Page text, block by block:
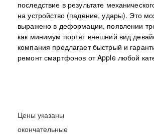
последствие в результате
на устройство (падение, удары). Это
выражено в деформации, появлении
как минимум портят внешний вид
компания предлагает быстрый и
ремонт смартфонов от Apple любой
Цены указаны
окончательные